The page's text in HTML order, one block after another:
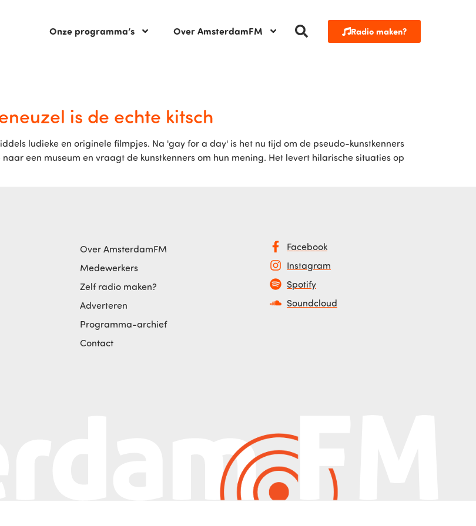
Onze programma’s Over AmsterdamFM Radio maken?
is de echte kitsch
ludieke en originele filmpjes. Na 'gay for a day' is het nu tijd om de pseudo-kunstkenners
een museum en vraagt de kunstkenners om hun mening. Het levert hilarische situaties op
Over AmsterdamFM
Medewerkers
Zelf radio maken?
Adverteren
Programma-archief
Contact
Facebook
Instagram
Spotify
Soundcloud